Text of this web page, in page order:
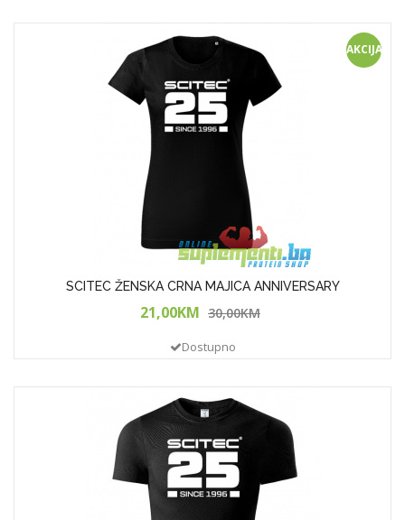
AKCIJA!
SCITEC ŽENSKA CRNA MAJICA ANNIVERSARY
21,00KM 30,00KM
Dostupno